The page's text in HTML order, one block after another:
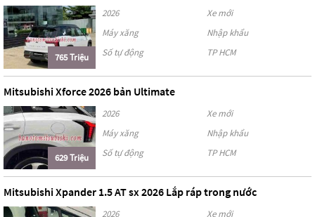
765 Triệu
2026
Xe mới
Máy xăng
Nhập khẩu
Số tự động
TP HCM
Mitsubishi Xforce 2026 bản Ultimate
629 Triệu
2026
Xe mới
Máy xăng
Nhập khẩu
Số tự động
TP HCM
Mitsubishi Xpander 1.5 AT sx 2026 Lắp ráp trong nước
2026
Xe mới